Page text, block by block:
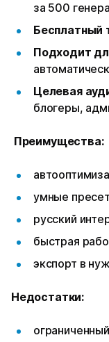
за 500
Бесплатный
Подходит
Целевая
блогеры,
Преимущества:
умные
русский
быстрая
экспорт в
Недостатки: